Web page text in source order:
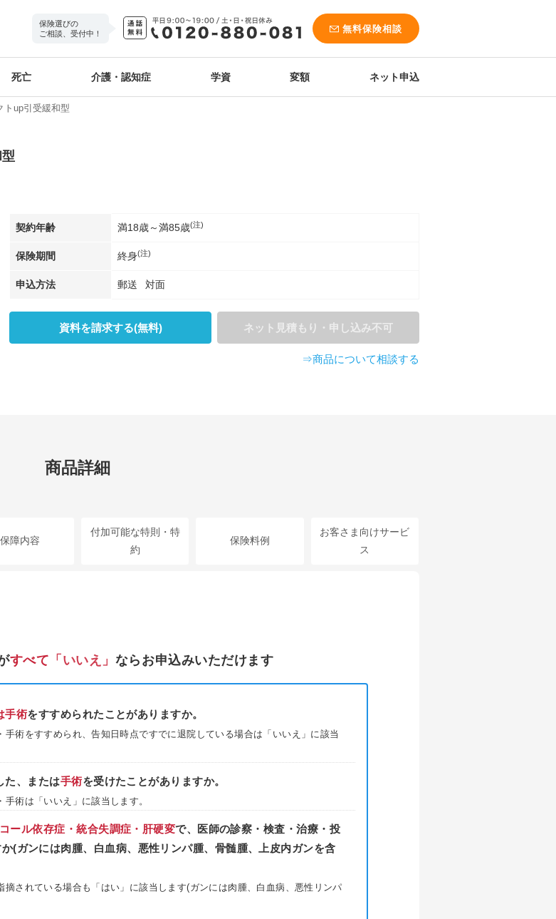
保険選びの
ご相談、受付中！
無料保険相談
死亡 介護・認知症 学資 変額 ネット申込
トup引受緩和型
契約年齢 満18歳～満85歳(注)
保険期間 終身(注)
申込方法 郵送 対面
資料を請求する(無料) ネット見積もり・申し込み不可
⇒商品について相談する
商品詳細
保障内容
付加可能な特則・特
約
保険料例
お客さま向けサービ
ス
すべて 「いいえ」 ならお申込みいただけます
手術をすすめられたことがありますか。
術をすすめられ、告知日時点ですでに退院している場合は「いいえ」に該当
た、または手術を受けたことがありますか。
術は「いいえ」に該当します。
ール依存症・統合失調症・肝硬変で、医師の診察・検査・治療・投
(ガンには肉腫、白血病、悪性リンパ腫、骨髄腫、上皮内ガンを含
摘されている場合も「はい」に該当します(ガンには肉腫、白血病、悪性リンパ